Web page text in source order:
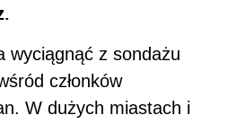
wyciągnąć z sondażu
członków
W dużych miastach i